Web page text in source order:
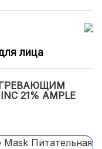
лица
21% AMPLE